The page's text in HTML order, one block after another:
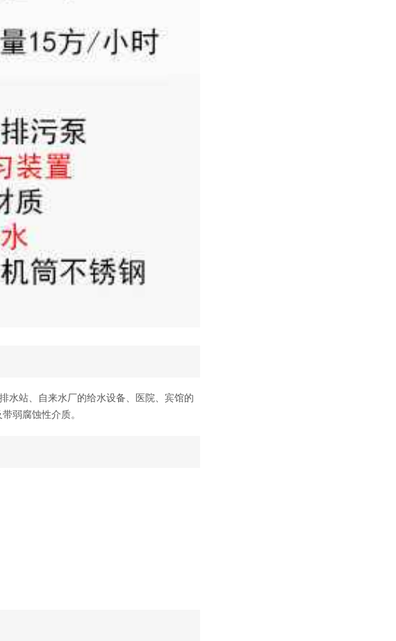
水站、自来水厂的给水设备、医院、宾馆的
弱腐蚀性介质。